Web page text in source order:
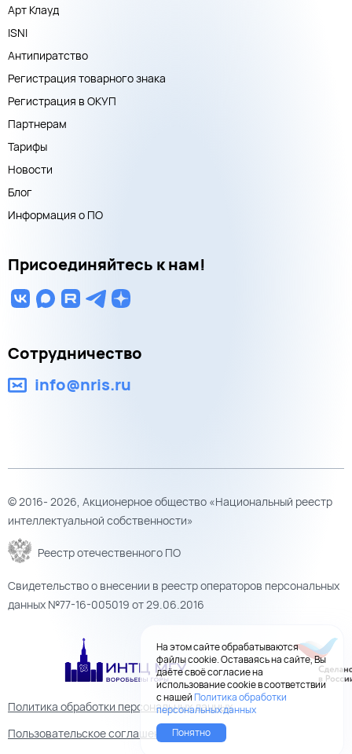
Арт Клауд
ISNI
Антипиратство
Регистрация товарного знака
Регистрация в ОКУП
Партнерам
Тарифы
Новости
Блог
Информация о ПО
Присоединяйтесь к нам!
Сотрудничество
info@nris.ru
© 2016- 2026, Акционерное общество «Национальный реестр
интеллектуальной собственности»
Реестр отечественного ПО
Свидетельство о внесении в реестр операторов персональных
данных №77-16-005019 от 29.06.2016
Политика обработки персональных данных
Пользовательское соглашение
На этом сайте обрабатываются
файлы cookie. Оставаясь на сайте, Вы
даёте своё согласие на
использование cookie в соответствии
с нашейПолитика обработки
персональных данных
Понятно